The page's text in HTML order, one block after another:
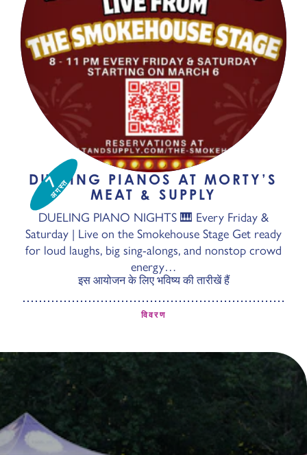
7अगस्त
DUELING PIANOS AT MORTY’S
MEAT & SUPPLY
DUELING PIANO NIGHTS 🎹 Every Friday &
Saturday | Live on the Smokehouse Stage Get ready
for loud laughs, big sing-alongs, and nonstop crowd
energy…
इस आयोजन के लिए भविष्य की तारीखें हैं
विवरण